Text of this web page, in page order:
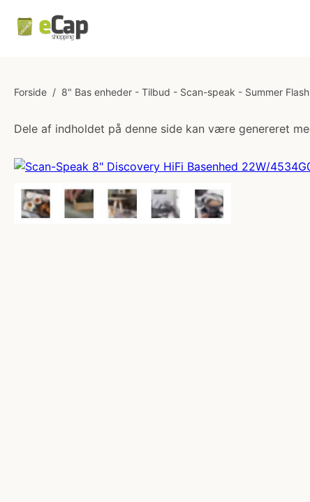
Forside / 8" Bas enheder - Tilbud - Scan-speak - Summer
Dele af indholdet på denne side kan være genereret